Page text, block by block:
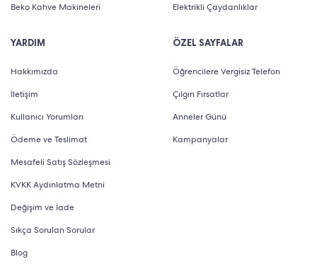
Beko Kahve Makineleri
YARDIM
Hakkımızda
İletişim
Kullanıcı Yorumları
Ödeme ve Teslimat
Mesafeli Satış Sözleşmesi
KVKK Aydınlatma Metni
Değişim ve İade
Sıkça Sorulan Sorular
Blog
Elektrikli Çaydanlıklar
ÖZEL SAYFALAR
Öğrencilere Vergisiz Telefon
Çılgın Fırsatlar
Anneler Günü
Kampanyalar